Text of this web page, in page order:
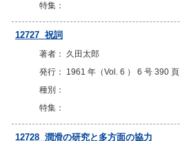
特集：
12727 祝詞
著者： 久田太郎
発行： 1961 年（Vol. 6 ） 6 号 390 頁
種別：
特集：
12728 潤滑の研究と多方面の協力